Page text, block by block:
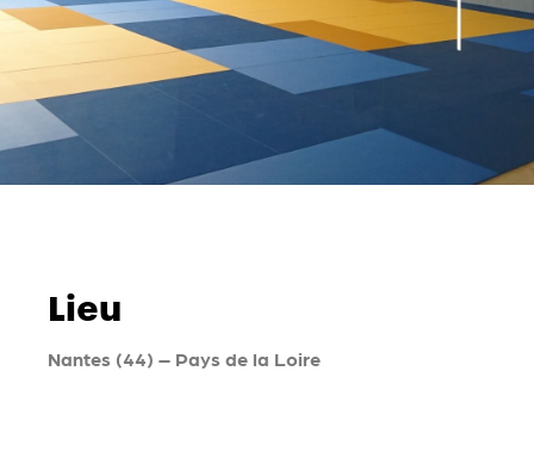
Lieu
Nantes (44) – Pays de la Loire